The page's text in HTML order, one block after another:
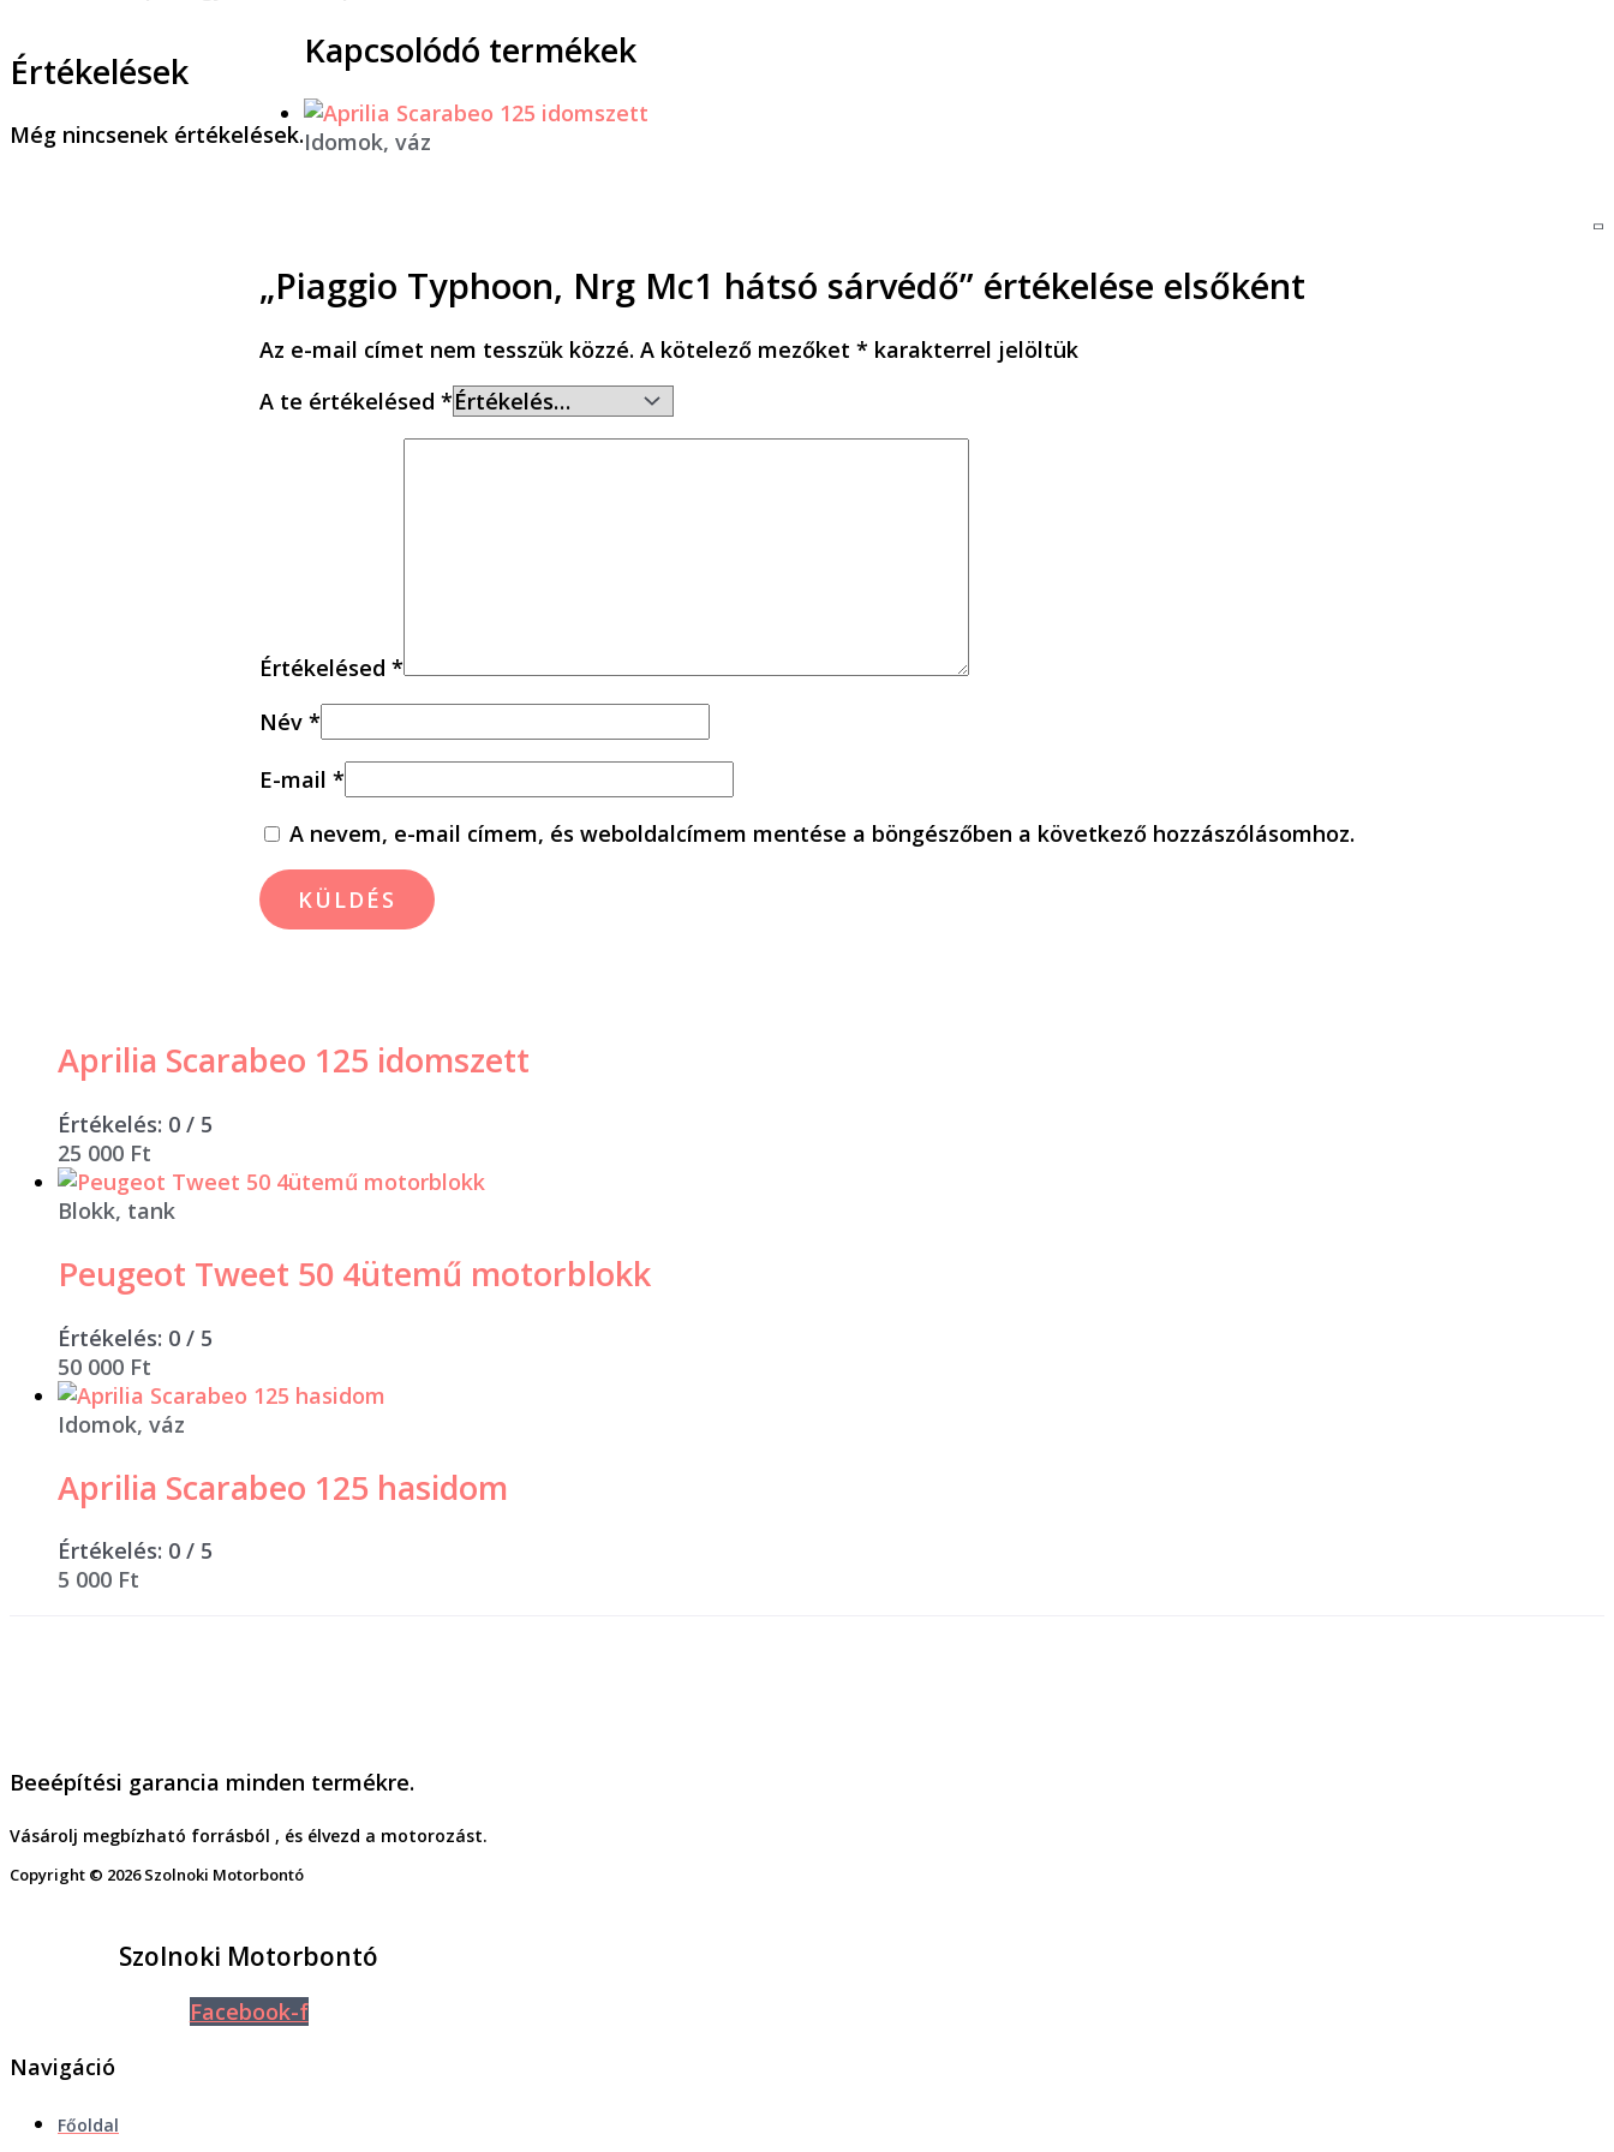
Értékelések
Még nincsenek értékelések.
„Piaggio Typhoon, Nrg Mc1 hátsó sárvédő” értékelése elsőként
Az e-mail címet nem tesszük közzé. A kötelező mezőket * karakterrel jelöltük
A te értékelésed *
Értékelésed *
Név *
E-mail *
A nevem, e-mail címem, és weboldalcímem mentése a böngészőben a következő hozzászólásomhoz.
Kapcsolódó termékek
Idomok, váz
Aprilia Scarabeo 125 idomszett
Értékelés: 0 / 5
25 000 Ft
Blokk, tank
Peugeot Tweet 50 4ütemű motorblokk
Értékelés: 0 / 5
50 000 Ft
Idomok, váz
Aprilia Scarabeo 125 hasidom
Értékelés: 0 / 5
5 000 Ft
Beeépítési garancia minden termékre.
Vásárolj megbízható forrásból , és élvezd a motorozást.
Copyright © 2026 Szolnoki Motorbontó
Szolnoki Motorbontó
Facebook-f
Navigáció
Főoldal